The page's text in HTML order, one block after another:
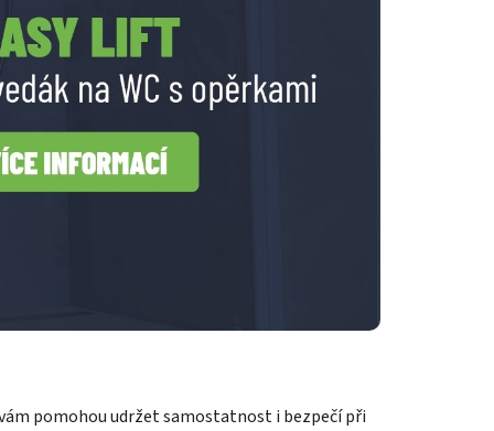
pomohou udržet samostatnost i bezpečí při